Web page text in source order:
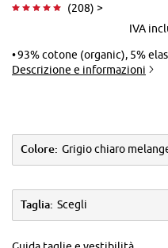
(208) >
IVA
93% cotone (organic), 5%
Descrizione e informazioni
Colore: Grigio chiaro
Taglia: Scegli